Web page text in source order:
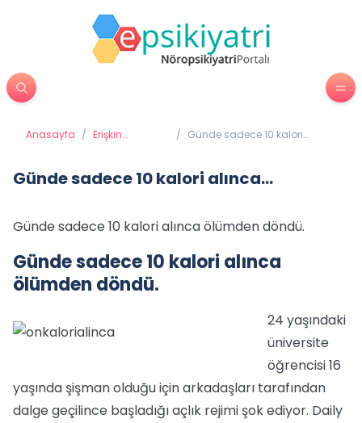
Anasayfa / Erişkin
/ Günde sadece 10 kalori
Günde sadece 10 kalori alınca...
Günde sadece 10 kalori alınca ölümden döndü.
Günde sadece 10 kalori alınca
ölümden döndü.
24 yaşındaki
üniversite
öğrencisi 16
yaşında şişman olduğu için arkadaşları tarafından
dalge geçilince başladığı açlık rejimi şok ediyor. Daily